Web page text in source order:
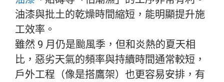
油漆與批土的乾燥時間縮短，能明顯提升施
工效率。
雖然 9 月仍是颱風季，但和炎熱的夏天相
比，惡劣天氣的頻率與持續時間通常較短，
戶外工程（像是搭鷹架）也更容易安排，有